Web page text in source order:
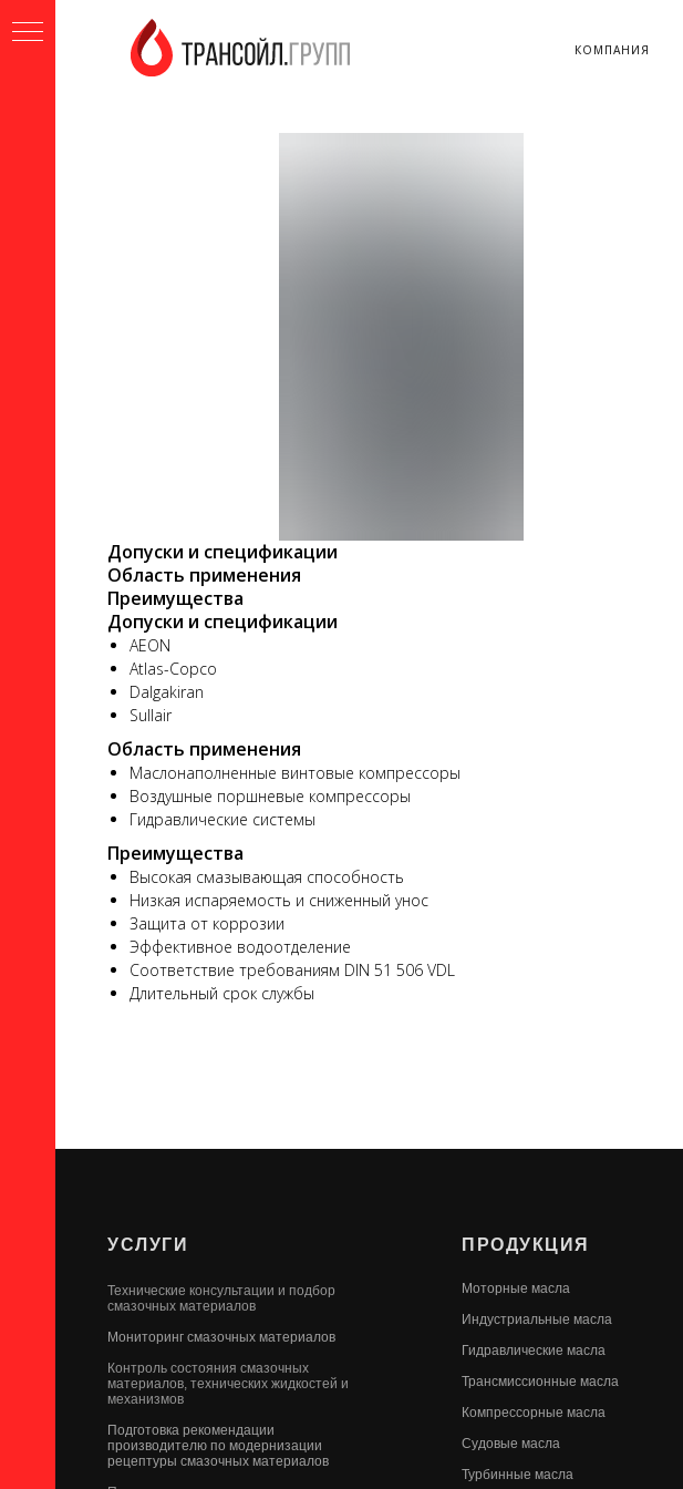
КОМПАНИЯ
Допуски и спецификации
Область применения
Преимущества
Допуски и спецификации
AEON
Atlas-Copco
Dalgakiran
Sullair
Область применения
Маслонаполненные винтовые компрессоры
Воздушные поршневые компрессоры
Гидравлические системы
Преимущества
Высокая смазывающая способность
Низкая испаряемость и сниженный унос
Защита от коррозии
Эффективное водоотделение
Соответствие требованиям DIN 51 506 VDL
Длительный срок службы
УСЛУГИ
Технические консультации и подбор
смазочных материалов
Мониторинг смазочных материалов
Контроль состояния смазочных
материалов, технических жидкостей и
механизмов
Подготовка рекомендации
производителю по модернизации
рецептуры смазочных материалов
ПРОДУКЦИЯ
Моторные масла
Индустриальные масла
Гидравлические масла
Трансмиссионные масла
Компрессорные масла
Судовые масла
Турбинные масла